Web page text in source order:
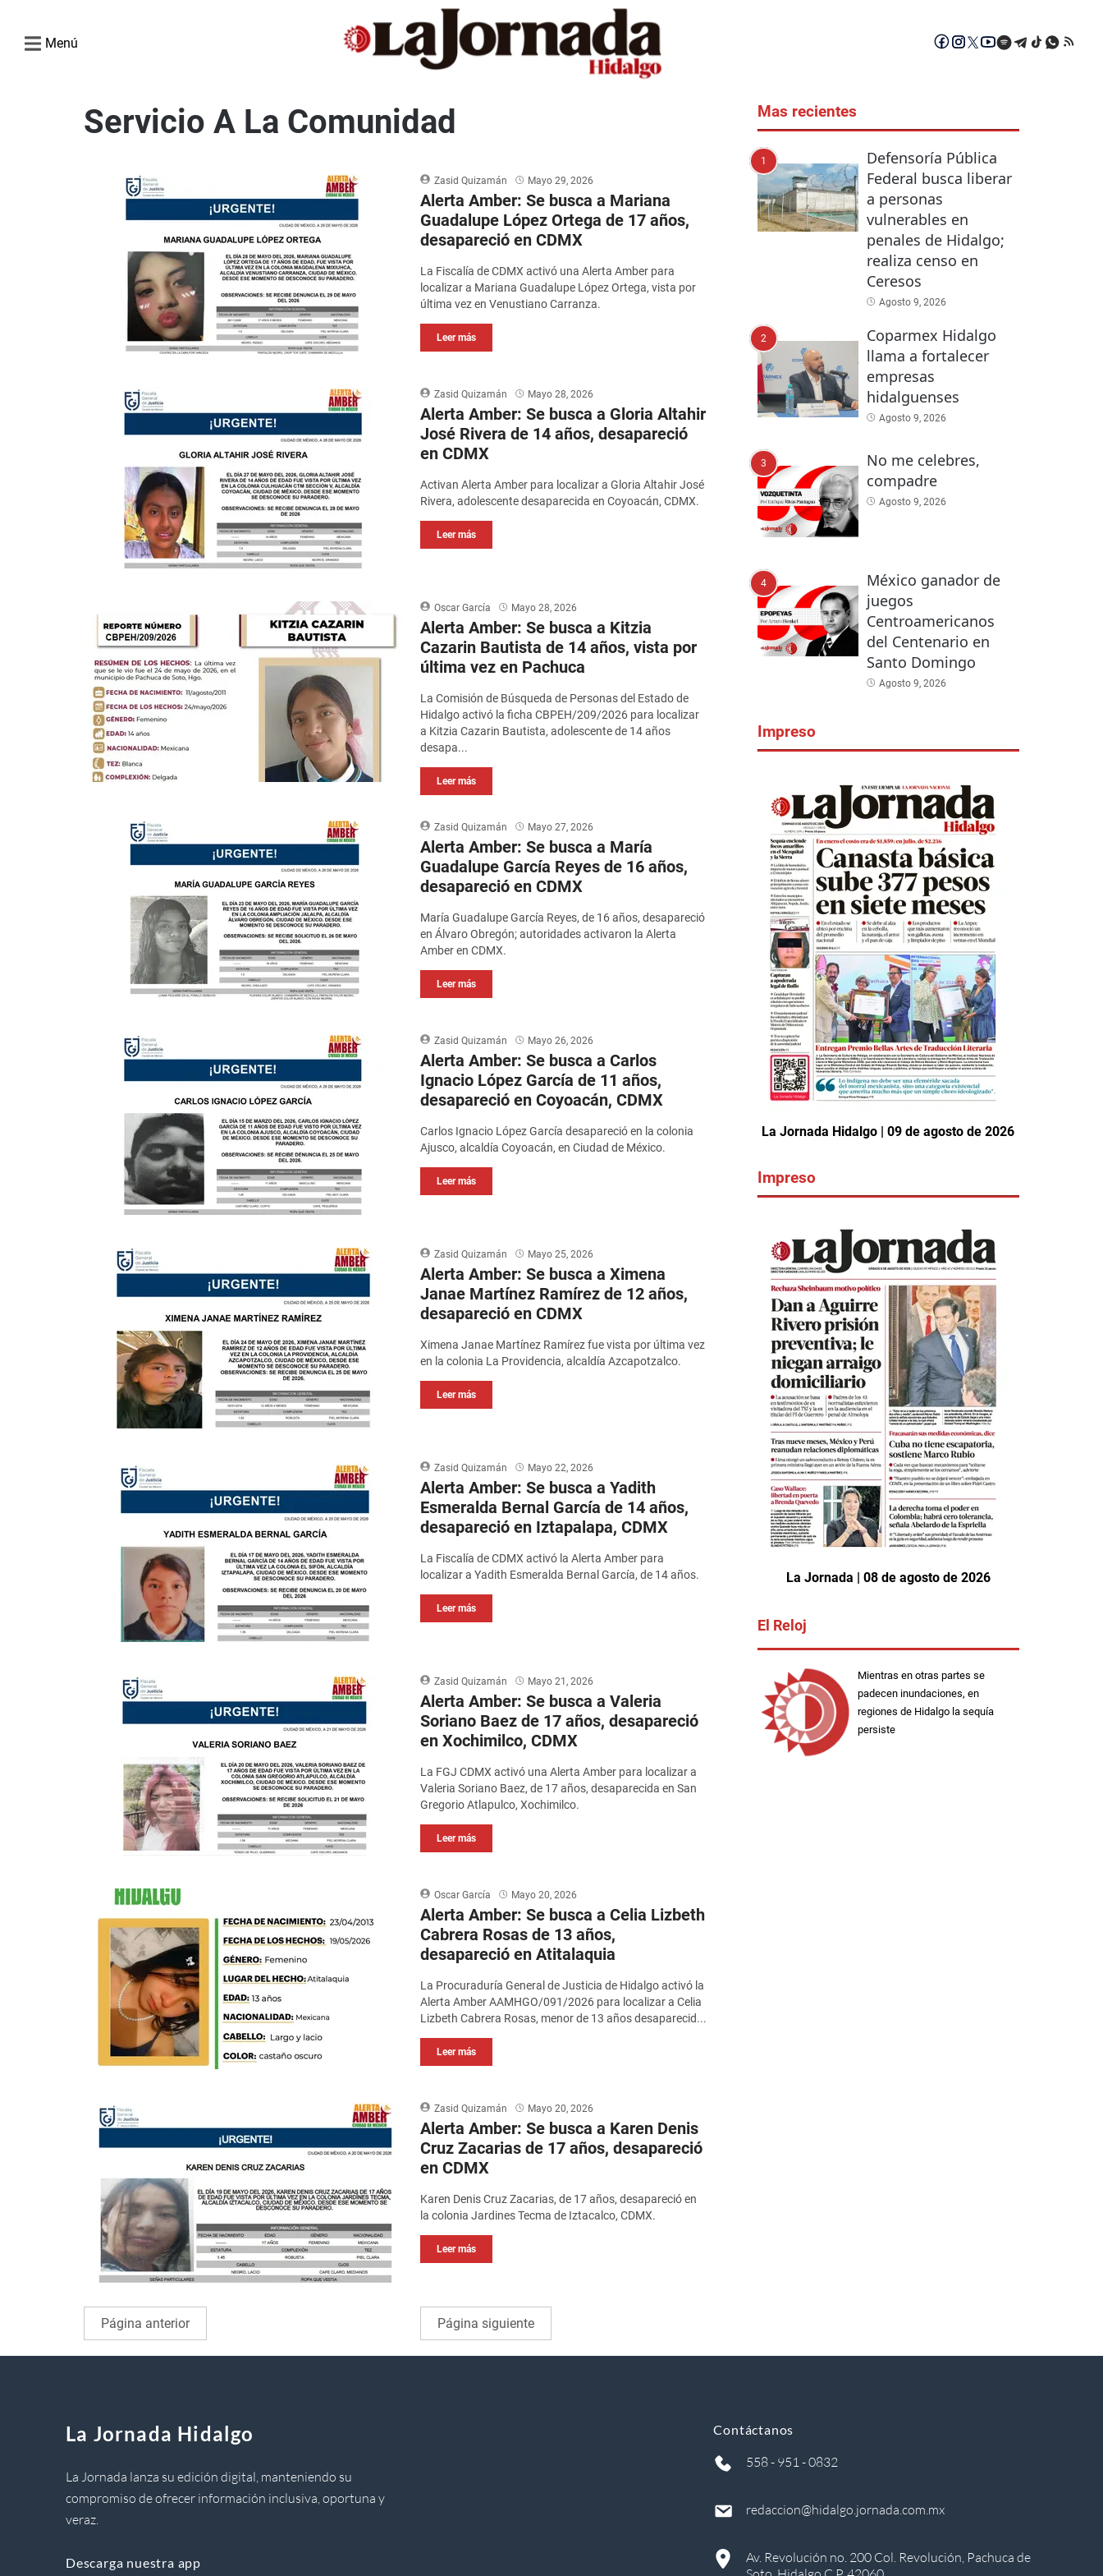
Menú
Servicio A La Comunidad
Zasid Quizamán Mayo 29, 2026
Alerta Amber: Se busca a Mariana
Guadalupe López Ortega de 17 años,
desapareció en CDMX
La Fiscalía de CDMX activó una Alerta Amber para
localizar a Mariana Guadalupe López Ortega, vista por
última vez en Venustiano Carranza.
Leer más
Zasid Quizamán Mayo 28, 2026
Alerta Amber: Se busca a Gloria Altahir
José Rivera de 14 años, desapareció
en CDMX
Activan Alerta Amber para localizar a Gloria Altahir José
Rivera, adolescente desaparecida en Coyoacán, CDMX.
Leer más
Oscar García Mayo 28, 2026
Alerta Amber: Se busca a Kitzia
Cazarin Bautista de 14 años, vista por
última vez en Pachuca
La Comisión de Búsqueda de Personas del Estado de
Hidalgo activó la ficha CBPEH/209/2026 para localizar
a Kitzia Cazarin Bautista, adolescente de 14 años
desapa...
Leer más
Zasid Quizamán Mayo 27, 2026
Alerta Amber: Se busca a María
Guadalupe García Reyes de 16 años,
desapareció en CDMX
María Guadalupe García Reyes, de 16 años, desapareció
en Álvaro Obregón; autoridades activaron la Alerta
Amber en CDMX.
Leer más
Zasid Quizamán Mayo 26, 2026
Alerta Amber: Se busca a Carlos
Ignacio López García de 11 años,
desapareció en Coyoacán, CDMX
Carlos Ignacio López García desapareció en la colonia
Ajusco, alcaldía Coyoacán, en Ciudad de México.
Leer más
Zasid Quizamán Mayo 25, 2026
Alerta Amber: Se busca a Ximena
Janae Martínez Ramírez de 12 años,
desapareció en CDMX
Ximena Janae Martínez Ramírez fue vista por última vez
en la colonia La Providencia, alcaldía Azcapotzalco.
Leer más
Zasid Quizamán Mayo 22, 2026
Alerta Amber: Se busca a Yadith
Esmeralda Bernal García de 14 años,
desapareció en Iztapalapa, CDMX
La Fiscalía de CDMX activó la Alerta Amber para
localizar a Yadith Esmeralda Bernal García, de 14 años.
Leer más
Zasid Quizamán Mayo 21, 2026
Alerta Amber: Se busca a Valeria
Soriano Baez de 17 años, desapareció
en Xochimilco, CDMX
La FGJ CDMX activó una Alerta Amber para localizar a
Valeria Soriano Baez, de 17 años, desaparecida en San
Gregorio Atlapulco, Xochimilco.
Leer más
Oscar García Mayo 20, 2026
Alerta Amber: Se busca a Celia Lizbeth
Cabrera Rosas de 13 años,
desapareció en Atitalaquia
La Procuraduría General de Justicia de Hidalgo activó la
Alerta Amber AAMHGO/091/2026 para localizar a Celia
Lizbeth Cabrera Rosas, menor de 13 años desaparecid...
Leer más
Zasid Quizamán Mayo 20, 2026
Alerta Amber: Se busca a Karen Denis
Cruz Zacarias de 17 años, desapareció
en CDMX
Karen Denis Cruz Zacarias, de 17 años, desapareció en
la colonia Jardines Tecma de Iztacalco, CDMX.
Leer más
Página anterior Página siguiente
Mas recientes
1
Defensoría Pública
Federal busca liberar
a personas
vulnerables en
penales de Hidalgo;
realiza censo en
Ceresos
Agosto 9, 2026
2
Coparmex Hidalgo
llama a fortalecer
empresas
hidalguenses
Agosto 9, 2026
3
No me celebres,
compadre
Agosto 9, 2026
4
México ganador de
juegos
Centroamericanos
del Centenario en
Santo Domingo
Agosto 9, 2026
Impreso
La Jornada Hidalgo | 09 de agosto de 2026
Impreso
La Jornada | 08 de agosto de 2026
El Reloj
Mientras en otras partes se
padecen inundaciones, en
regiones de Hidalgo la sequía
persiste
La Jornada Hidalgo
La Jornada lanza su edición digital, manteniendo su
compromiso de ofrecer información inclusiva, oportuna y
veraz.
Descarga nuestra app
Contáctanos
558 - 951 - 0832
redaccion@hidalgo.jornada.com.mx
Av. Revolución no. 200 Col. Revolución, Pachuca de